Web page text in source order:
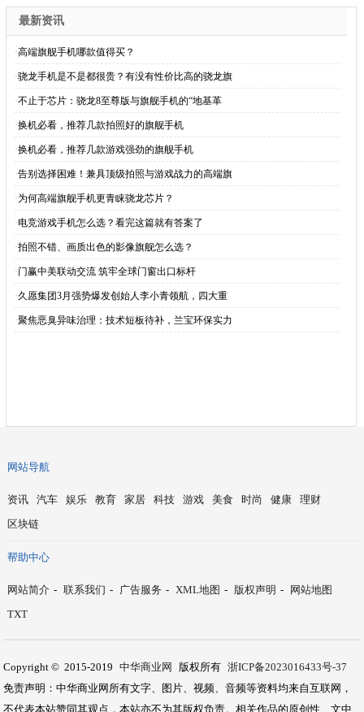
最新资讯
·高端旗舰手机哪款值得买？
·骁龙手机是不是都很贵？有没有性价比高的骁龙旗
·不止于芯片：骁龙8至尊版与旗舰手机的“地基革
·换机必看，推荐几款拍照好的旗舰手机
·换机必看，推荐几款游戏强劲的旗舰手机
·告别选择困难！兼具顶级拍照与游戏战力的高端旗
·为何高端旗舰手机更青睐骁龙芯片？
·电竞游戏手机怎么选？看完这篇就有答案了
·拍照不错、画质出色的影像旗舰怎么选？
·门赢中美联动交流 筑牢全球门窗出口标杆
·久愿集团3月强势爆发创始人李小青领航，四大重
·聚焦恶臭异味治理：技术短板待补，兰宝环保实力
网站导航
资讯 汽车 娱乐 教育 家居 科技 游戏 美食 时尚 健康
理财
区块链
帮助中心
网站简介 - 联系我们 - 广告服务 - XML地图 - 版权声明 -
网站地图
TXT
Copyright © 2015-2019 中华商业网 版权所有 浙ICP备2023016433号-37
免责声明：中华商业网所有文字、图片、视频、音频等资料均来自互联网，
不代表本站赞同其观点，本站亦不为其版权负责。相关作品的原创性、文中